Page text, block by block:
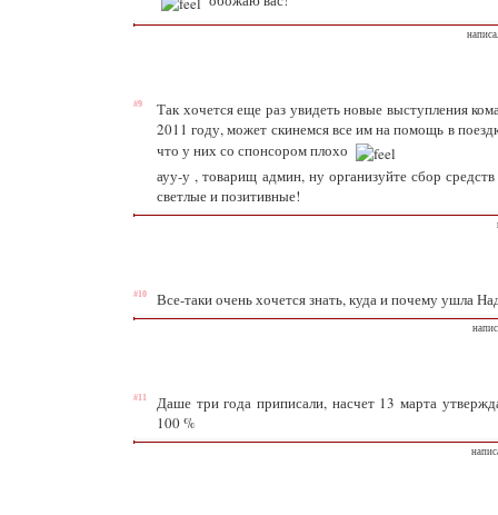
#9
Так хочется еще раз увидеть новые выступления
2011 году, может скинемся все им на помощь в
что у них со спонсором плохо
ауу-у , товарищ админ, ну организуйте сбор
светлые и позитивные!
#10 Все-таки очень хочется знать, куда и почему ушла
#11
Даше три года приписали, насчет 13 марта
100 %